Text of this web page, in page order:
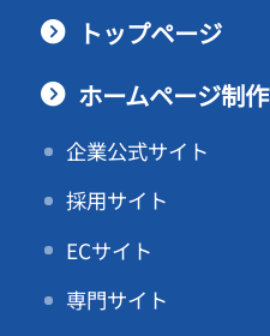
トップページ
ホームページ制作
企業公式サイト
採用サイト
ECサイト
専門サイト